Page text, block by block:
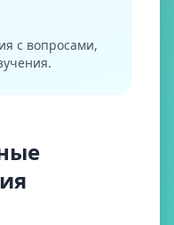
с вопросами,